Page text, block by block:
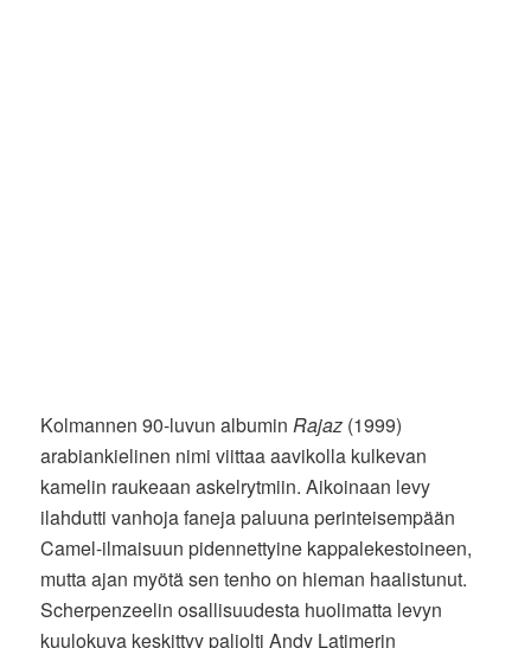
Kolmannen 90-luvun albuminRajaz (1999)
arabiankielinen nimi viittaa aavikolla kulkevan
kamelin raukeaan askelrytmiin. Aikoinaan levy
ilahdutti vanhoja faneja paluuna perinteisempään
Camel-ilmaisuun pidennettyine kappalekestoineen,
mutta ajan myötä sen tenho on hieman haalistunut.
Scherpenzeelin osallisuudesta huolimatta levyn
kuulokuva keskittyy paljolti Andy Latimerin